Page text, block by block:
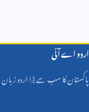
اردو اے آئی
پاکستان کا سب سے بڑا اردو